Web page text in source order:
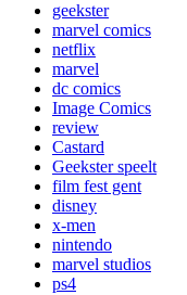
geekster
marvel comics
netflix
marvel
dc comics
Image Comics
review
Castard
Geekster speelt
film fest gent
disney
x-men
nintendo
marvel studios
ps4